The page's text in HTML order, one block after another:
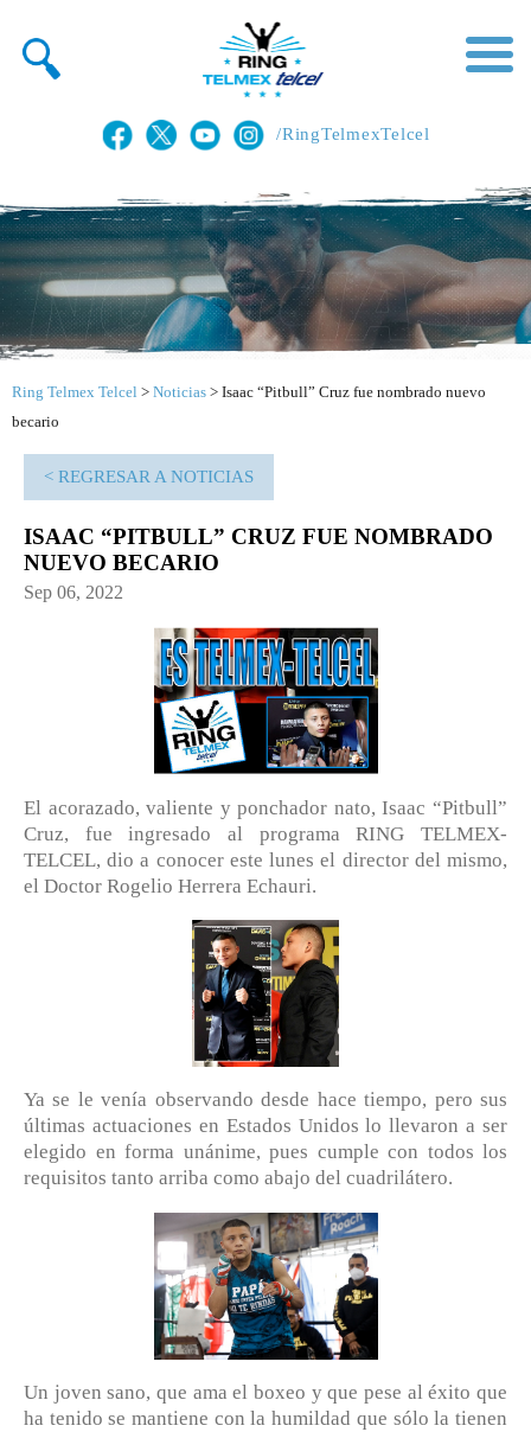
/RingTelmexTelcel
Ring Telmex Telcel > Noticias > Isaac “Pitbull” Cruz fue nombrado nuevo
becario
< REGRESAR A NOTICIAS
ISAAC “PITBULL” CRUZ FUE NOMBRADO
NUEVO BECARIO
Sep 06, 2022
El acorazado, valiente y ponchador nato, Isaac “Pitbull”
Cruz, fue ingresado al programa RING TELMEX-
TELCEL, dio a conocer este lunes el director del mismo,
el Doctor Rogelio Herrera Echauri.
Ya se le venía observando desde hace tiempo, pero sus
últimas actuaciones en Estados Unidos lo llevaron a ser
elegido en forma unánime, pues cumple con todos los
requisitos tanto arriba como abajo del cuadrilátero.
Un joven sano, que ama el boxeo y que pese al éxito que
ha tenido se mantiene con la humildad que sólo la tienen